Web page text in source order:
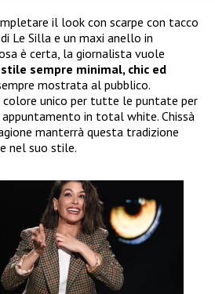
il look con scarpe con tacco
Le Silla e un maxi anello in
è certa, la giornalista vuole
stile sempre minimal, chic ed
mostrata al pubblico.
unico per tutte le puntate per
appuntamento in total white. Chissà
manterrà questa tradizione
nel suo stile.